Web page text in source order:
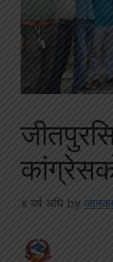
४ वर्ष अघि by